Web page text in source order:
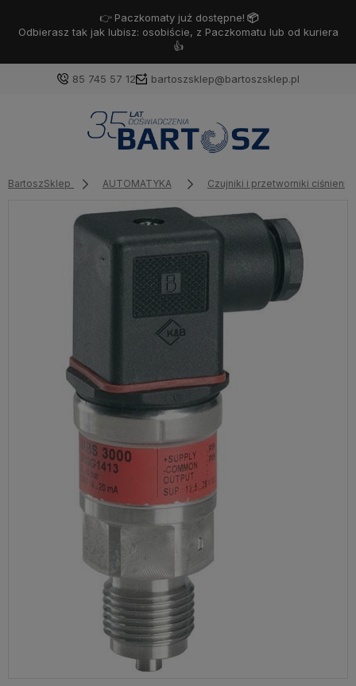
👉 Paczkomaty już dostępne! 📦
Odbierasz tak jak lubisz: osobiście, z Paczkomatu lub od kuriera
👍
85 745 57 12 bartoszsklep@bartoszsklep.pl
Zaloguj się
Wybierz coś dla siebie z naszej aktualnej oferty lub
zaloguj się, aby przywrócić dodane produkty do listy
z poprzedniej sesji.
BartoszSklep AUTOMATYKA Czujniki i przetworniki ciśnienia